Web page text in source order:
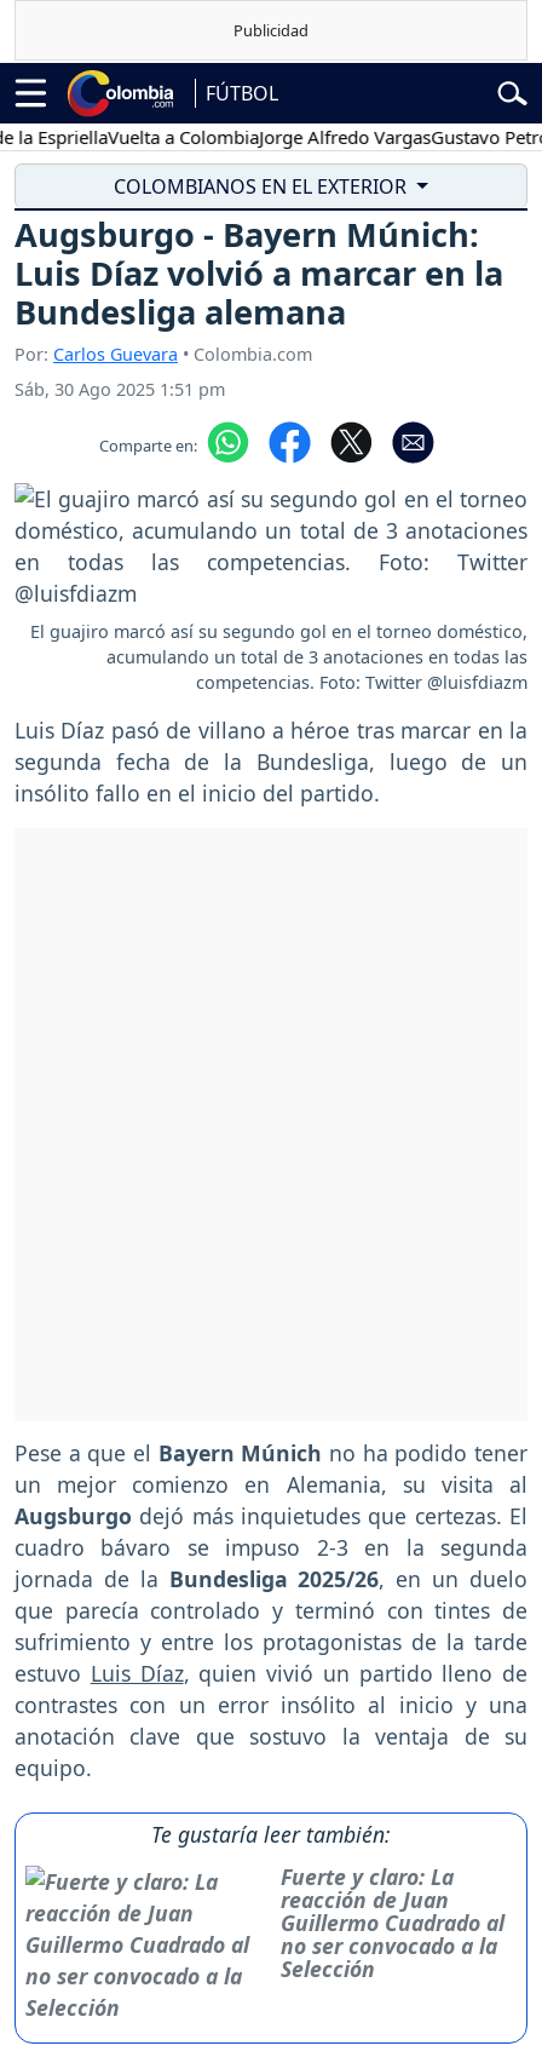
FÚTBOL
Vuelta a ColombiaJorge Alfredo VargasGustavo Petro
COLOMBIANOS EN EL EXTERIOR
Augsburgo - Bayern Múnich:
Luis Díaz volvió a marcar en la
Bundesliga alemana
Por: Carlos Guevara • Colombia.com
Sáb, 30 Ago 2025 1:51 pm
Comparte en:
El guajiro marcó así su segundo gol en el torneo doméstico,
acumulando un total de 3 anotaciones en todas las
competencias. Foto: Twitter @luisfdiazm
Luis Díaz pasó de villano a héroe tras marcar en la
segunda fecha de la Bundesliga, luego de un
insólito fallo en el inicio del partido.
Pese a que el Bayern Múnich no ha podido tener
un mejor comienzo en Alemania, su visita al
Augsburgo dejó más inquietudes que certezas. El
cuadro bávaro se impuso 2-3 en la segunda
jornada de la Bundesliga 2025/26, en un duelo
que parecía controlado y terminó con tintes de
sufrimiento y entre los protagonistas de la tarde
estuvo Luis Díaz, quien vivió un partido lleno de
contrastes con un error insólito al inicio y una
anotación clave que sostuvo la ventaja de su
equipo.
Te gustaría leer también:
Fuerte y claro: La
reacción de Juan
Guillermo Cuadrado al
no ser convocado a la
Selección